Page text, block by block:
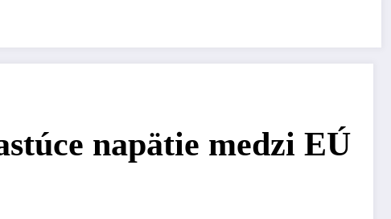
napätie medzi EÚ